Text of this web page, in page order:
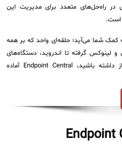
راه‌حل‌های متعدد برای مدیریت این
است.
کمک شما می‌آید؛ حلقه‌ای واحد که بر همه
لینوکس گرفته تا اندروید، دستگاه‌های
اینترنت اشیا و بیشتر—هر چه نیاز داشته باشید، Endpoint Central آماده
Endpoint